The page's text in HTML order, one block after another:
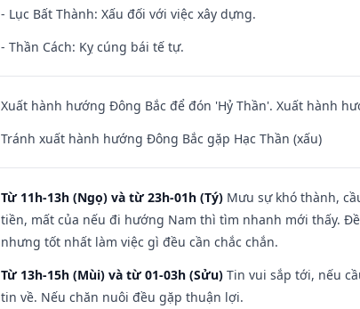
- Lục Bất Thành: Xấu đối với việc xây dựng.
- Thần Cách: Kỵ cúng bái tế tự.
Xuất hành hướng Đông Bắc để đón 'Hỷ Thần'. Xuất hành
Tránh xuất hành hướng Đông Bắc gặp Hạc Thần (xấu)
Từ 11h-13h (Ngọ) và từ 23h-01h (Tý) Mưu sự khó thành,
tiền, mất của nếu đi hướng Nam thì tìm nhanh mới thấy.
nhưng tốt nhất làm việc gì đều cần chắc chắn.
Từ 13h-15h (Mùi) và từ 01-03h (Sửu) Tin vui sắp tới, nếu
tin về. Nếu chăn nuôi đều gặp thuận lợi.